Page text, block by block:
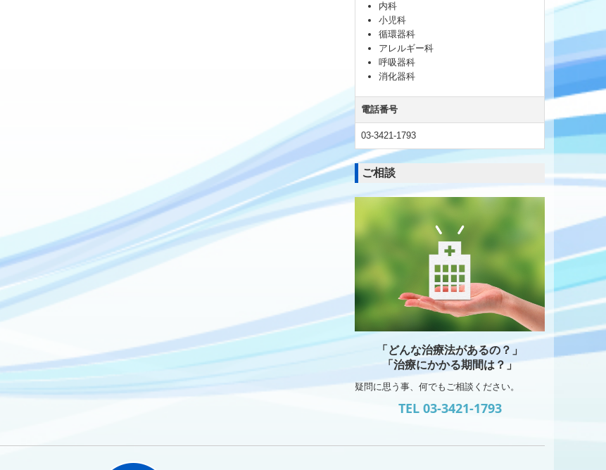
内科
小児科
循環器科
アレルギー科
呼吸器科
消化器科
電話番号
03-3421-1793
ご相談
「どんな治療法があるの？」
「治療にかかる期間は？」
疑問に思う事、何でもご相談ください。
TEL 03-3421-1793